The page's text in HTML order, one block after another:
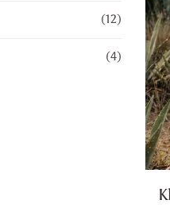
(12)
(4)